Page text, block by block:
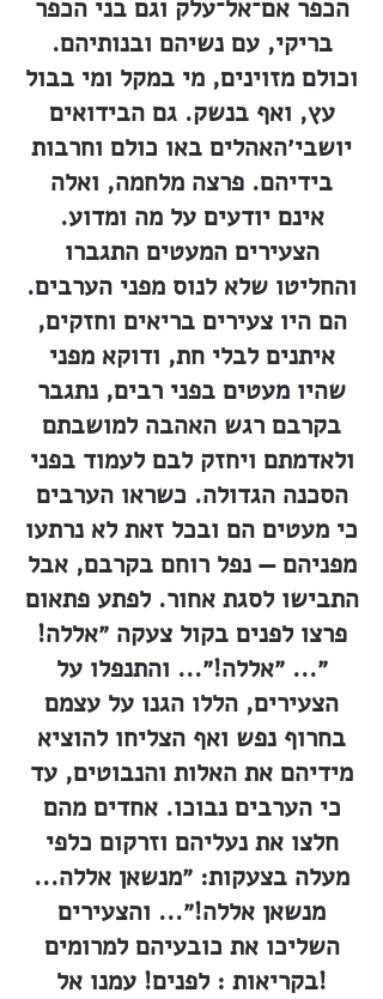
הכפר אם־אל־עלק וגם בני הכפר
בריקי, עם נשיהם ובנותיהם.
וכולם מזוינים, מי במקל ומי בבול
עץ, ואף בנשק. גם הבידואים
יושבי׳האהלים באו כולם וחרבות
בידיהם. פרצה מלחמה, ואלה
אינם יודעים על מה ומדוע.
הצעירים המעטים התגברו
והחליטו שלא לנוס מפני הערבים.
הם היו צעירים בריאים וחזקים,
איתנים לבלי חת, ודוקא מפני
שהיו מעטים בפני רבים, נתגבר
בקרבם רגש האהבה למושבתם
ולאדמתם ויחזק לבם לעמוד בפני
הסכנה הגדולה. כשראו הערבים
כי מעטים הם ובכל זאת לא נרתעו
מפניהם — נפל רוחם בקרבם, אבל
התבישו לסגת אחור. לפתע פתאום
פרצו לפנים בקול צעקה ״אללה!
״... ״אללה!״... והתנפלו על
הצעירים, הללו הגנו על עצמם
בחרוף נפש ואף הצליחו להוציא
מידיהם את האלות והנבוטים, עד
כי הערבים נבוכו. אחדים מהם
חלצו את נעליהם וזרקום כלפי
מעלה בצעקות: ״מנשאן אללה...
מנשאן אללה!״... והצעירים
השליכו את כובעיהם למרומים
בקריאות : לפנים! עמנו אל!